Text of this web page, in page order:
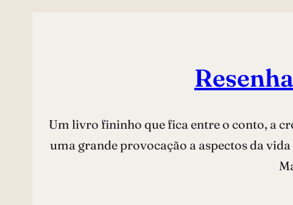
Um livro fininho que fica entre o conto, a
uma grande provocação a aspectos da